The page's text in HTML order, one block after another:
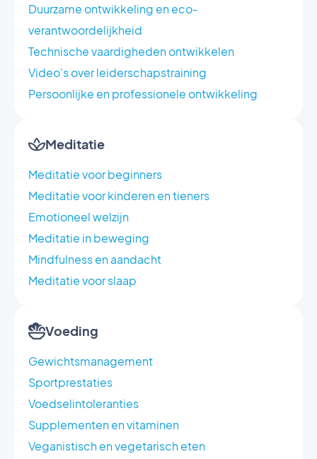
Duurzame ontwikkeling en eco-
verantwoordelijkheid
Technische vaardigheden ontwikkelen
Video's over leiderschapstraining
Persoonlijke en professionele ontwikkeling
Meditatie
Meditatie voor beginners
Meditatie voor kinderen en tieners
Emotioneel welzijn
Meditatie in beweging
Mindfulness en aandacht
Meditatie voor slaap
Voeding
Gewichtsmanagement
Sportprestaties
Voedselintoleranties
Supplementen en vitaminen
Veganistisch en vegetarisch eten